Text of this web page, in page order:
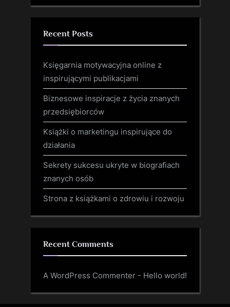
Recent Posts
Księgarnia motywacyjna online z
inspirującymi publikacjami
Biznesowe inspiracje z życia znanych
przedsiębiorców
Książki o marketingu inspirujące do
działania
Sekrety sukcesu ukryte w biografiach
znanych osób
Strona z książkami o zdrowiu i rozwoju
Recent Comments
A WordPress Commenter - Hello world!